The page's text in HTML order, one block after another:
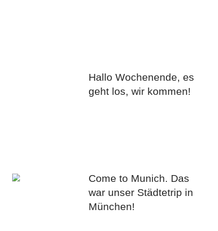
Hallo Wochenende, es
geht los, wir kommen!
Come to Munich. Das
war unser Städtetrip in
München!